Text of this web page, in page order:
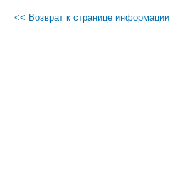
<< Возврат к странице информации